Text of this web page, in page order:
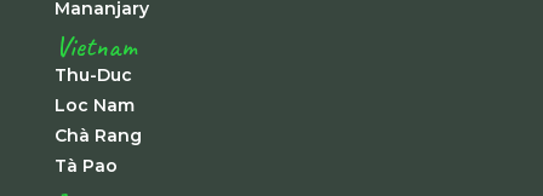
Mananjary
Vietnam
Thu-Duc
Loc Nam
Chà Rang
Tà Pao